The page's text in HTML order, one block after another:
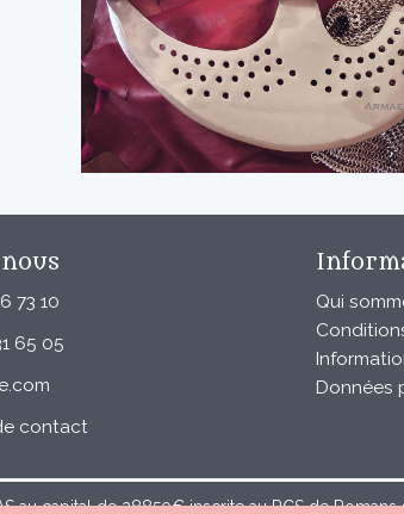
73 10
65 05
contact
Qui
Données
au capital de 28850€ inscrite au RCS de